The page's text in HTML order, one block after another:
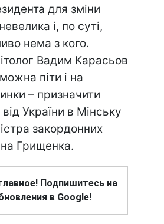
для зміни
і, по суті,
нема з кого.
Вадим Карасьов
піти і на
– призначити
України в Мінську
закордонних
Грищенка.
Подпишитесь на
в Google!